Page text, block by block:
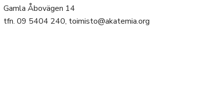
Gamla Åbovägen 14
tfn. 09 5404 240, toimisto@akatemia.org